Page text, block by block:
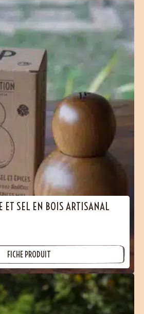
ET SEL EN BOIS ARTISANAL
FICHE PRODUIT